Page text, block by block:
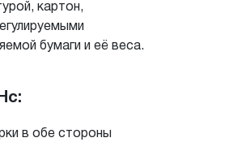
картон,
бумаги и её веса.
в обе стороны